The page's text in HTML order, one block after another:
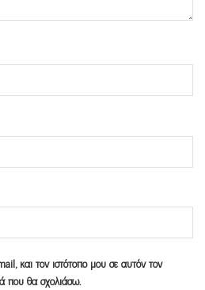
και τον ιστότοπο μου σε αυτόν τον
που θα σχολιάσω.